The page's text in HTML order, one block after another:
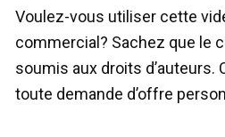
Voulez-vous utiliser cette
commercial? Sachez que le
soumis aux droits d’auteurs.
toute demande d’offre